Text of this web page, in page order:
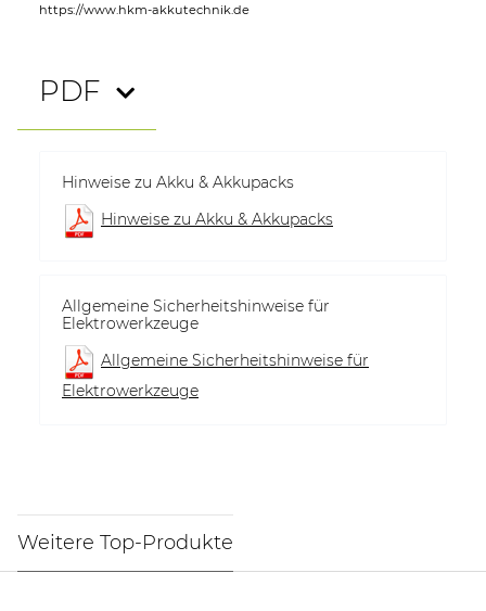
https://www.hkm-akkutechnik.de
PDF
Hinweise zu Akku & Akkupacks
Hinweise zu Akku & Akkupacks
Allgemeine Sicherheitshinweise für
Elektrowerkzeuge
Allgemeine Sicherheitshinweise für
Elektrowerkzeuge
Weitere Top-Produkte